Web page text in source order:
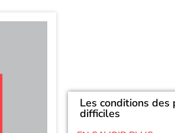
Les conditions
difficiles